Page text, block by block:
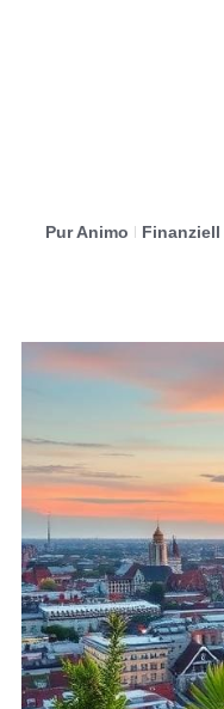
Pur Animo Finanziell